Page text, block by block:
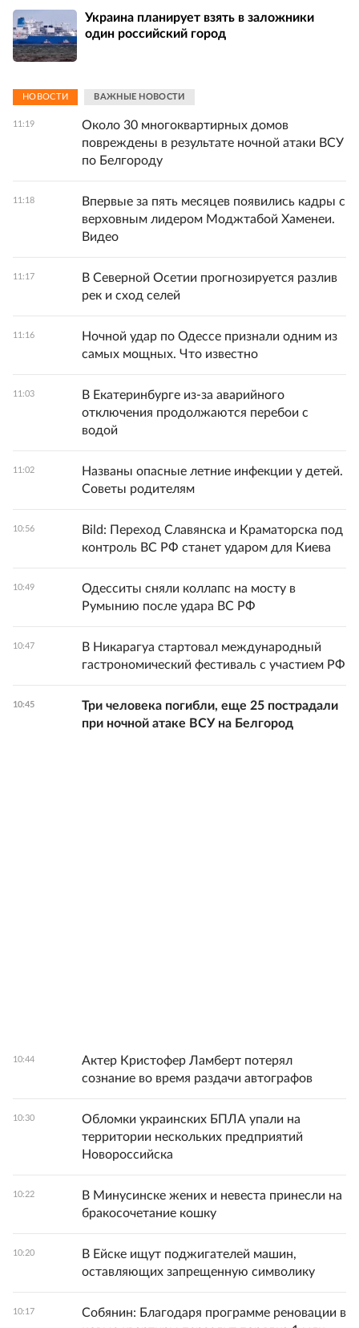
Украина планирует взять в заложники
один российский город
НОВОСТИ ВАЖНЫЕ НОВОСТИ
11:19
Около 30 многоквартирных домов
повреждены в результате ночной атаки ВСУ
по Белгороду
11:18
Впервые за пять месяцев появились кадры с
верховным лидером Моджтабой Хаменеи.
Видео
11:17
В Северной Осетии прогнозируется разлив
рек и сход селей
11:16
Ночной удар по Одессе признали одним из
самых мощных. Что известно
11:03
В Екатеринбурге из-за аварийного
отключения продолжаются перебои с
водой
11:02
Названы опасные летние инфекции у детей.
Советы родителям
10:56
Bild: Переход Славянска и Краматорска под
контроль ВС РФ станет ударом для Киева
10:49
Одесситы сняли коллапс на мосту в
Румынию после удара ВС РФ
10:47
В Никарагуа стартовал международный
гастрономический фестиваль с участием РФ
10:45
Три человека погибли, еще 25 пострадали
при ночной атаке ВСУ на Белгород
10:44
Актер Кристофер Ламберт потерял
сознание во время раздачи автографов
10:30
Обломки украинских БПЛА упали на
территории нескольких предприятий
Новороссийска
10:22
В Минусинске жених и невеста принесли на
бракосочетание кошку
10:20
В Ейске ищут поджигателей машин,
оставляющих запрещенную символику
10:17
Собянин: Благодаря программе реновации в